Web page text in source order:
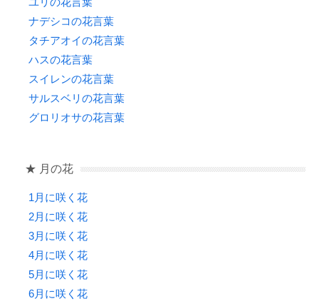
ナデシコの花言葉
タチアオイの花言葉
ハスの花言葉
スイレンの花言葉
サルスベリの花言葉
グロリオサの花言葉
★ 月の花
1月に咲く花
2月に咲く花
3月に咲く花
4月に咲く花
5月に咲く花
6月に咲く花